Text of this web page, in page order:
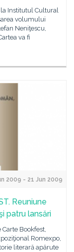
Institutul Cultural
volumului
Neniţescu,
va fi
2009 - 21 Jun 2009
Reuniune
patru lansări
Bookfest,
Romexpo,
literară apărute